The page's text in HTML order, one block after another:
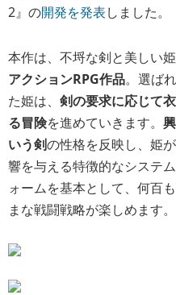
2』の開発を発表しました。
本作は、不埒な剣と美しい
アクションRPG作品。選ば
た姫は、 剣の要求に応じて
る冒険を進めていきます。
いう剣の性格を反映し、姫
響を与える特徴的なシステ
ォームを基本として、何百
まな戦闘戦略が楽しめます。